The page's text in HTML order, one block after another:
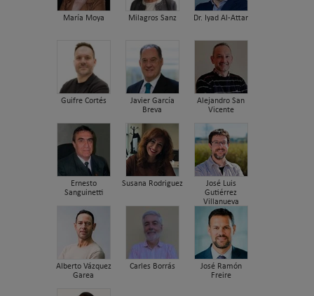
María Moya Milagros Sanz Dr. Iyad Al-Attar
Guifre Cortés
Javier García
Breva
Alejandro San
Vicente
Ernesto
Sanguinetti
Susana Rodriguez
José Luis
Gutiérrez
Villanueva
Alberto Vázquez
Garea
Carles Borrás
José Ramón
Freire